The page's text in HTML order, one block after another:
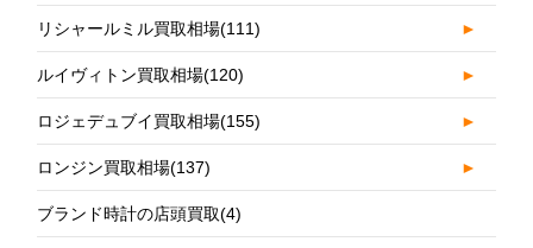
リシャールミル買取相場(111) ►
ルイヴィトン買取相場(120) ►
ロジェデュブイ買取相場(155) ►
ロンジン買取相場(137) ►
ブランド時計の店頭買取(4)